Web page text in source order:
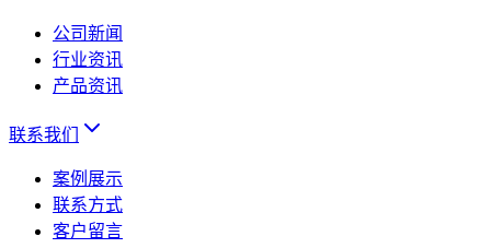
公司新闻
行业资讯
产品资讯
联系我们
案例展示
联系方式
客户留言